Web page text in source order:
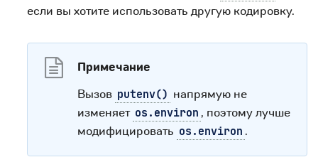
если вы хотите использовать другую кодировку.
Примечание
Вызов putenv() напрямую не
изменяет os.environ , поэтому лучше
модифицировать os.environ .